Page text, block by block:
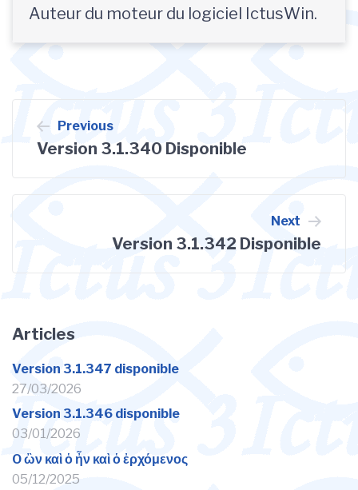
Auteur du moteur du logiciel IctusWin.
Navigation
de
Previous
Version 3.1.340 Disponible
Next
Version 3.1.342 Disponible
Articles
Version 3.1.347 disponible
27/03/2026
Version 3.1.346 disponible
03/01/2026
O ὢν καὶ ὁ ἦν καὶ ὁ ἐρχόμενος
05/12/2025